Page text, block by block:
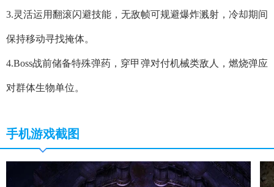
3.灵活运用翻滚闪避技能，无敌帧可规避爆炸溅射，冷却期间
保持移动寻找掩体。
4.Boss战前储备特殊弹药，穿甲弹对付机械类敌人，燃烧弹应
对群体生物单位。
手机游戏截图